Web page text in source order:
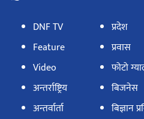
DNF TV
Feature
Video
अन्तर्राष्ट्रिय
अन्तर्वार्ता
प्रदेश
प्रवास
फोटो
बिजनेस
बिज्ञान